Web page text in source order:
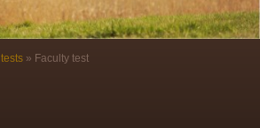
» Faculty test